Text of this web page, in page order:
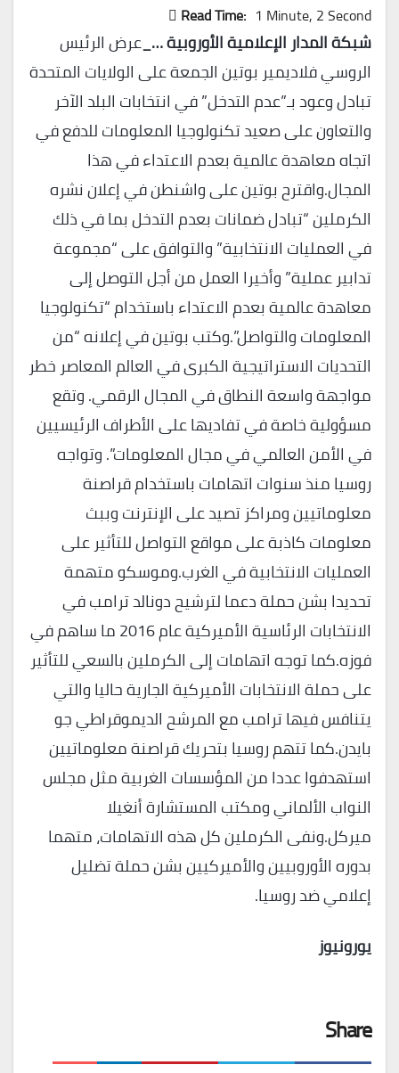
Read Time: 1 Minute, 2 Second
شبكة المدار الإعلامية الأوروبية …_عرض الرئيس
الروسي فلاديمير بوتين الجمعة على الولايات المتحدة
تبادل وعود بـ”عدم التدخل” في انتخابات البلد الآخر
والتعاون على صعيد تكنولوجيا المعلومات للدفع في
اتجاه معاهدة عالمية بعدم الاعتداء في هذا
المجال.واقترح بوتين على واشنطن في إعلان نشره
الكرملين “تبادل ضمانات بعدم التدخل بما في ذلك
في العمليات الانتخابية” والتوافق على “مجموعة
تدابير عملية” وأخيرا العمل من أجل التوصل إلى
معاهدة عالمية بعدم الاعتداء باستخدام “تكنولوجيا
المعلومات والتواصل”.وكتب بوتين في إعلانه “من
التحديات الاستراتيجية الكبرى في العالم المعاصر خطر
مواجهة واسعة النطاق في المجال الرقمي. وتقع
مسؤولية خاصة في تفاديها على الأطراف الرئيسيين
في الأمن العالمي في مجال المعلومات”. وتواجه
روسيا منذ سنوات اتهامات باستخدام قراصنة
معلوماتيين ومراكز تصيد على الإنترنت وببث
معلومات كاذبة على مواقع التواصل للتأثير على
العمليات الانتخابية في الغرب.وموسكو متهمة
تحديدا بشن حملة دعما لترشيح دونالد ترامب في
الانتخابات الرئاسية الأميركية عام 2016 ما ساهم في
فوزه.كما توجه اتهامات إلى الكرملين بالسعي للتأثير
على حملة الانتخابات الأميركية الجارية حاليا والتي
يتنافس فيها ترامب مع المرشح الديموقراطي جو
بايدن.كما تتهم روسيا بتحريك قراصنة معلوماتيين
استهدفوا عددا من المؤسسات الغربية مثل مجلس
النواب الألماني ومكتب المستشارة أنغيلا
ميركل.ونفى الكرملين كل هذه الاتهامات، متهما
بدوره الأوروبيين والأميركيين بشن حملة تضليل
إعلامي ضد روسيا.
يورونيوز
Share